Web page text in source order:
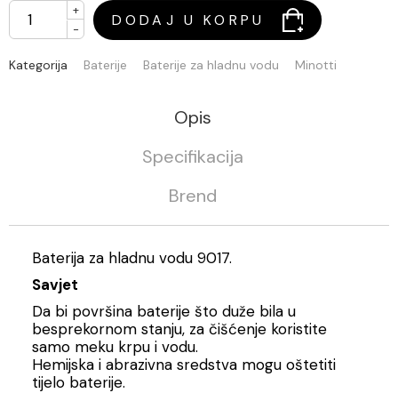
+
-
DODAJ U KORPU
Kategorija Baterije Baterije za hladnu vodu Minotti
Opis
Specifikacija
Brend
Baterija za hladnu vodu 9017.
Savjet
Da bi površina baterije što duže bila u
besprekornom stanju, za čišćenje koristite
samo meku krpu i vodu.
Hemijska i abrazivna sredstva mogu oštetiti
tijelo baterije.